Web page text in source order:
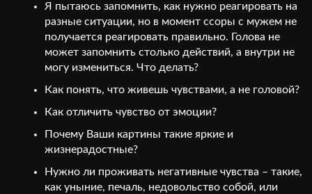
Я пытаюсь запомнить, как нужно реагировать на
разные ситуации, но в момент ссоры с мужем не
получается реагировать правильно. Голова не
может запомнить столько действий, а внутри не
могу измениться. Что делать?
Как понять, что живешь чувствами, а не головой?
Как отличить чувство от эмоции?
Почему Ваши картины такие яркие и
жизнерадостные?
Нужно ли проживать негативные чувства – такие,
как уныние, печаль, недовольство собой, или